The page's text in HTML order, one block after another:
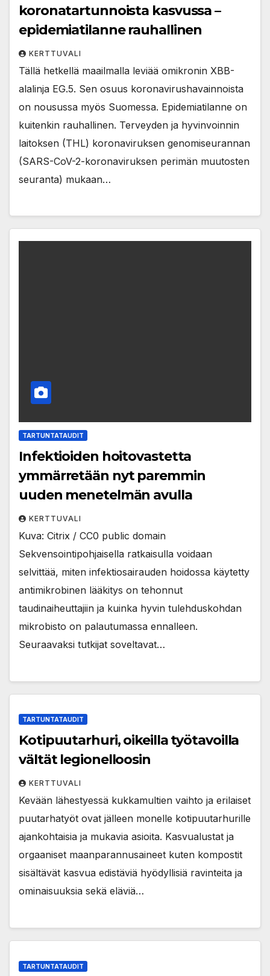
koronatartunnoista kasvussa –
epidemiatilanne rauhallinen
KERTTUVALI
Tällä hetkellä maailmalla leviää omikronin XBB-
alalinja EG.5. Sen osuus koronavirushavainnoista
on nousussa myös Suomessa. Epidemiatilanne on
kuitenkin rauhallinen. Terveyden ja hyvinvoinnin
laitoksen (THL) koronaviruksen genomiseurannan
(SARS-CoV-2-koronaviruksen perimän muutosten
seuranta) mukaan…
TARTUNTATAUDIT
Infektioiden hoitovastetta
ymmärretään nyt paremmin
uuden menetelmän avulla
KERTTUVALI
Kuva: Citrix / CC0 public domain
Sekvensointipohjaisella ratkaisulla voidaan
selvittää, miten infektiosairauden hoidossa käytetty
antimikrobinen lääkitys on tehonnut
taudinaiheuttajiin ja kuinka hyvin tulehduskohdan
mikrobisto on palautumassa ennalleen.
Seuraavaksi tutkijat soveltavat…
TARTUNTATAUDIT
Kotipuutarhuri, oikeilla työtavoilla
vältät legionelloosin
KERTTUVALI
Kevään lähestyessä kukkamultien vaihto ja erilaiset
puutarhatyöt ovat jälleen monelle kotipuutarhurille
ajankohtaisia ja mukavia asioita. Kasvualustat ja
orgaaniset maanparannusaineet kuten kompostit
sisältävät kasvua edistäviä hyödyllisiä ravinteita ja
ominaisuuksia sekä eläviä…
TARTUNTATAUDIT